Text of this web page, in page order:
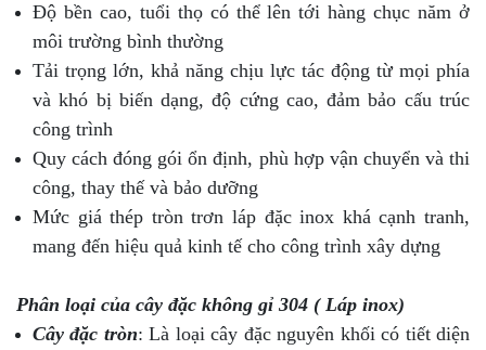
Độ bền cao, tuổi thọ có thể lên tới hàng chục năm ở
môi trường bình thường
Tải trọng lớn, khả năng chịu lực tác động từ mọi phía
và khó bị biến dạng, độ cứng cao, đảm bảo cấu trúc
công trình
Quy cách đóng gói ổn định, phù hợp vận chuyển và thi
công, thay thế và bảo dưỡng
Mức giá thép tròn trơn láp đặc inox khá cạnh tranh,
mang đến hiệu quả kinh tế cho công trình xây dựng
Phân loại của cây đặc không gỉ 304 ( Láp inox)
Cây đặc tròn: Là loại cây đặc nguyên khối có tiết diện